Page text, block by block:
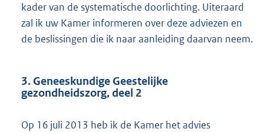
kader van de systematische doorlichting. Uiteraard
zal ik uw Kamer informeren over deze adviezen en
de beslissingen die ik naar aanleiding daarvan neem.
3. Geneeskundige Geestelijke
gezondheidszorg, deel 2
Op 16 juli 2013 heb ik de Kamer het advies